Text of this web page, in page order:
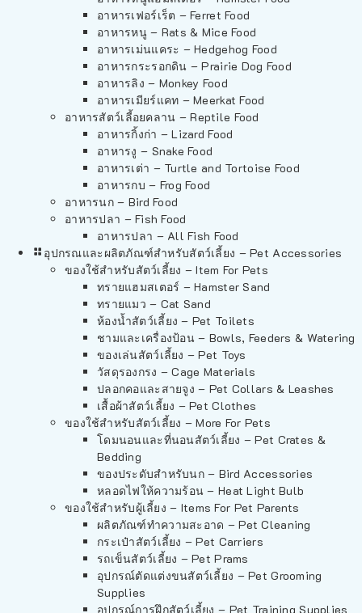
อาหารเฟอร์เร็ต – Ferret Food
อาหารหนู – Rats & Mice Food
อาหารเม่นแคระ – Hedgehog Food
อาหารกระรอกดิน – Prairie Dog Food
อาหารลิง – Monkey Food
อาหารเมียร์แคท – Meerkat Food
อาหารสัตว์เลี้อยคลาน – Reptile Food
อาหารกิ้งก่า – Lizard Food
อาหารงู – Snake Food
อาหารเต่า – Turtle and Tortoise Food
อาหารกบ – Frog Food
อาหารนก – Bird Food
อาหารปลา – Fish Food
อาหารปลา – All Fish Food
อุปกรณและผลิตภัณฑ์สำหรับสัตว์เลี้ยง – Pet Accessories
ของใช้สำหรับสัตว์เลี้ยง – Item For Pets
ทรายแฮมสเตอร์ – Hamster Sand
ทรายแมว – Cat Sand
ห้องน้ำสัตว์เลี้ยง – Pet Toilets
ชามและเครื่องป้อน – Bowls, Feeders & Watering
ของเล่นสัตว์เลี้ยง – Pet Toys
วัสดุรองกรง – Cage Materials
ปลอกคอและสายจูง – Pet Collars & Leashes
เสื้อผ้าสัตว์เลี้ยง – Pet Clothes
ของใช้สำหรับสัตว์เลี้ยง – More For Pets
โดมนอนและที่นอนสัตว์เลี้ยง – Pet Crates &
Bedding
ของประดับสำหรับนก – Bird Accessories
หลอดไฟให้ความร้อน – Heat Light Bulb
ของใช้สำหรับผู้เลี้ยง – Items For Pet Parents
ผลิตภัณฑ์ทำความสะอาด – Pet Cleaning
กระเป๋าสัตว์เลี้ยง – Pet Carriers
รถเข็นสัตว์เลี้ยง – Pet Prams
อุปกรณ์ตัดแต่งขนสัตว์เลี้ยง – Pet Grooming
Supplies
อุปกรณ์การฝึกสัตว์เลี้ยง – Pet Training Supplies